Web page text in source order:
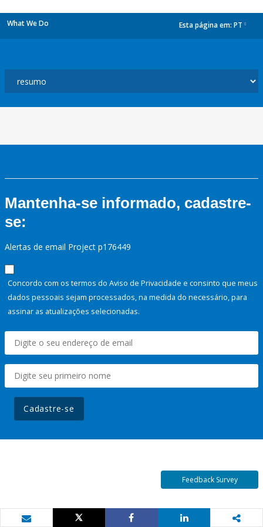
What We Do Esta página em: PT
Mantenha-se informado, cadastre-
se:
Alertas de email Project p176449
Concordo com os termos do Aviso de Privacidade e consinto que meus
dados pessoais sejam processados, na medida do necessário, para
assinar as atualizações selecionadas.
Cadastre-se
Feedback Survey